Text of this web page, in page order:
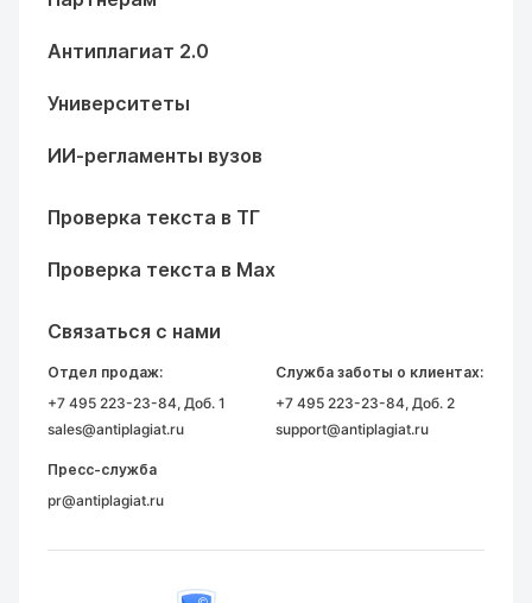
Антиплагиат 2.0
Университеты
ИИ-регламенты вузов
Проверка текста в ТГ
Проверка текста в Max
Связаться с нами
Отдел продаж:
+7 495 223-23-84, Доб. 1
sales@antiplagiat.ru
Служба заботы о клиентах:
+7 495 223-23-84, Доб. 2
support@antiplagiat.ru
Пресс-служба
pr@antiplagiat.ru